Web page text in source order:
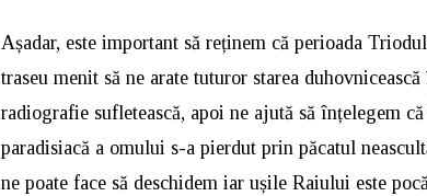
Așadar, este important să reținem că perioada
traseu menit să ne arate tuturor starea
radiografie sufletească, apoi ne ajută să înțelegem
paradisiacă a omului s-a pierdut prin păcatul
ne poate face să deschidem iar ușile Raiului este